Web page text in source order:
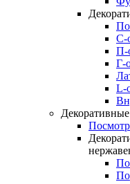
C-
П-
Г-
L-